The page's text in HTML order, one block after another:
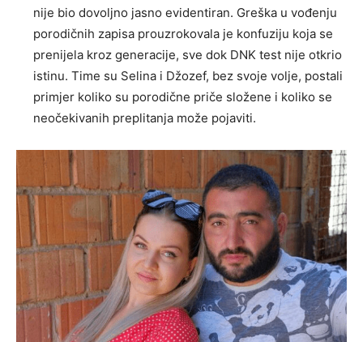
nije bio dovoljno jasno evidentiran. Greška u vođenju
porodičnih zapisa prouzrokovala je konfuziju koja se
prenijela kroz generacije, sve dok DNK test nije otkrio
istinu. Time su Selina i Džozef, bez svoje volje, postali
primjer koliko su porodične priče složene i koliko se
neočekivanih preplitanja može pojaviti.